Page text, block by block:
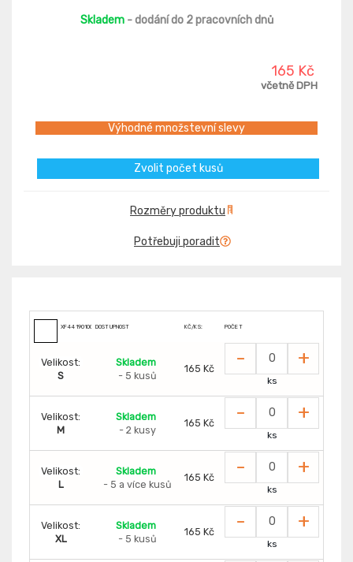
Skladem- dodání do 2 pracovních dnů
165 Kč
včetně DPH
Výhodné množstevní slevy
Zvolit počet kusů
Rozměry produktu
Potřebuji poradit
XF44190100 DOSTUPNOST KČ/KS: POČET
Velikost:
S
Skladem
- 5 kusů
165 Kč - +
ks
Velikost:
M
Skladem
- 2 kusy
165 Kč - +
ks
Velikost:
L
Skladem
- 5 a více kusů
165 Kč - +
ks
Velikost:
XL
Skladem
- 5 kusů
165 Kč - +
ks